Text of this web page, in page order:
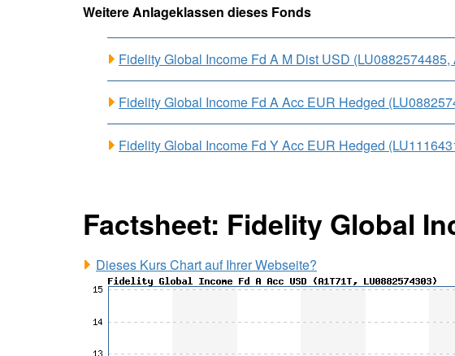
Weitere Anlageklassen dieses Fonds
Fidelity Global Income Fd A M Dist USD (LU0882574485,
Fidelity Global Income Fd A Acc EUR Hedged
Fidelity Global Income Fd Y Acc EUR Hedged
Factsheet: Fidelity Global
Dieses Kurs Chart auf Ihrer Webseite?